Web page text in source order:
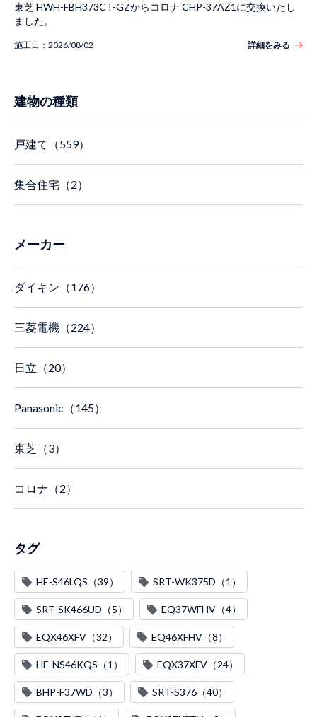
東芝 HWH-FBH373CT-GZからコロナ CHP-37AZ1に交換いたし
ました。
施工日： 2026/08/02 詳細をみる
建物の種類
戸建て（559）
集合住宅（2）
メーカー
ダイキン（176）
三菱電機（224）
日立（20）
Panasonic（145）
東芝（3）
コロナ（2）
タグ
HE-S46LQS（39） SRT-WK375D（1）
SRT-SK466UD（5） EQ37WFHV（4）
EQX46XFV（32） EQ46XFHV（8）
HE-NS46KQS（1） EQX37XFV（24）
BHP-F37WD（3） SRT-S376（40）